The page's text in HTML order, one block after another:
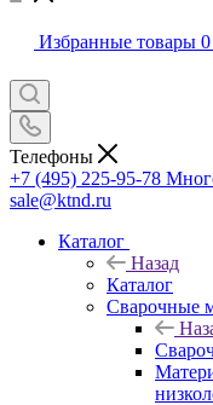
Избранные товары 0
Телефоны
+7 (495) 225-95-78
sale@ktnd.ru
Каталог
Назад
Каталог
Сварочные